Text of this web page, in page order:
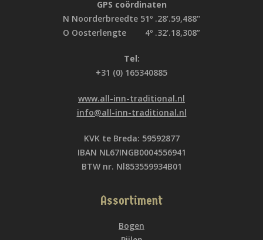
GPS coördinaten
N Noorderbreedte 51º .28’.59,488"
O Oosterlengte 4º .32’.18,308”
Tel:
+31 (0) 165340885
www.all-inn-traditional.nl
info@all-inn-traditional.nl
KVK te Breda: 59592877
IBAN NL67INGB0004556941
BTW nr. Nl853559934B01
Assortiment
Bogen